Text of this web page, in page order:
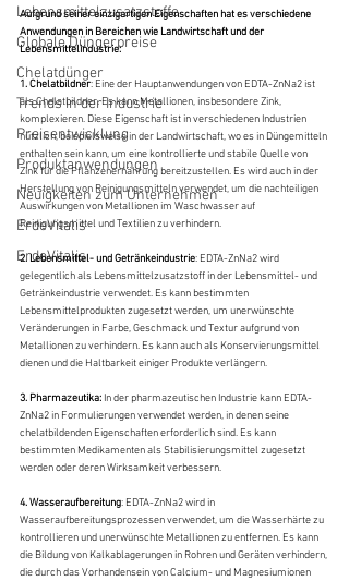
Lebensmittelzusatzstoffe
Globale Düngerpreise
Chelatdünger
Trends in der Industrie
Preisentwicklung
Produktanwendungen
Neuigkeiten zum Unternehmen
ErdeVitalis
ErdeVitalis
Aufgrund seiner einzigartigen Eigenschaften hat es verschiedene
Anwendungen in Bereichen wie Landwirtschaft und der
Lebensmittelindustrie:
1. Chelatbildner: Eine der Hauptanwendungen von EDTA-ZnNa2 ist
als Chelatbildner. Es kann Metallionen, insbesondere Zink,
komplexieren. Diese Eigenschaft ist in verschiedenen Industrien
nützlich, beispielsweise in der Landwirtschaft, wo es in Düngemitteln
enthalten sein kann, um eine kontrollierte und stabile Quelle von
Zink für die Pflanzenernährung bereitzustellen. Es wird auch in der
Herstellung von Reinigungsmitteln verwendet, um die nachteiligen
Auswirkungen von Metallionen im Waschwasser auf
Reinigungsmittel und Textilien zu verhindern.
2. Lebensmittel- und Getränkeindustrie: EDTA-ZnNa2 wird
gelegentlich als Lebensmittelzusatzstoff in der Lebensmittel- und
Getränkeindustrie verwendet. Es kann bestimmten
Lebensmittelprodukten zugesetzt werden, um unerwünschte
Veränderungen in Farbe, Geschmack und Textur aufgrund von
Metallionen zu verhindern. Es kann auch als Konservierungsmittel
dienen und die Haltbarkeit einiger Produkte verlängern.
3. Pharmazeutika: In der pharmazeutischen Industrie kann EDTA-
ZnNa2 in Formulierungen verwendet werden, in denen seine
chelatbildenden Eigenschaften erforderlich sind. Es kann
bestimmten Medikamenten als Stabilisierungsmittel zugesetzt
werden oder deren Wirksamkeit verbessern.
4. Wasseraufbereitung: EDTA-ZnNa2 wird in
Wasseraufbereitungsprozessen verwendet, um die Wasserhärte zu
kontrollieren und unerwünschte Metallionen zu entfernen. Es kann
die Bildung von Kalkablagerungen in Rohren und Geräten verhindern,
die durch das Vorhandensein von Calcium- und Magnesiumionen